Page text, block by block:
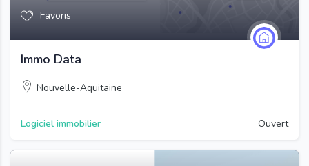
Favoris
Immo Data
Nouvelle-Aquitaine
Logiciel immobilier Ouvert